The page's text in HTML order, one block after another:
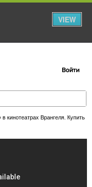
VIEW
Войти
Врангеля. Купить билеты!